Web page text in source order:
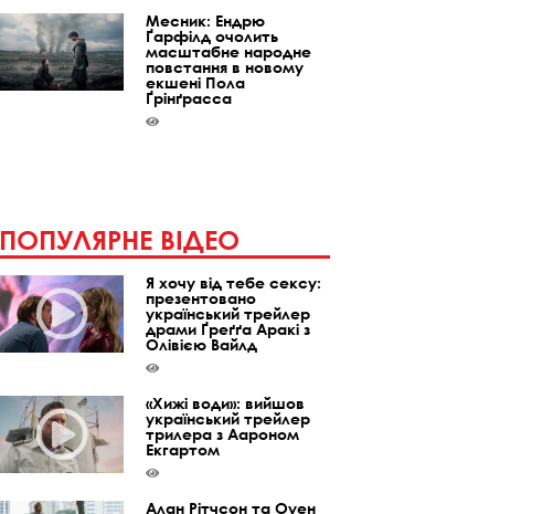
Месник: Ендрю
Ґарфілд очолить
масштабне народне
повстання в новому
екшені Пола
Ґрінґрасса
ПОПУЛЯРНЕ ВІДЕО
Я хочу від тебе сексу:
презентовано
український трейлер
драми Ґреґґа Аракі з
Олівією Вайлд
«Хижі води»: вийшов
український трейлер
трилера з Аароном
Екгартом
Алан Рітчсон та Оуен